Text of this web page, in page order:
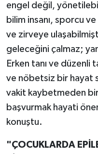
engel değil,
bilim insanı, sporcu
ve zirveye
geleceğini çalmaz;
Erken tanı ve düzenli
ve nöbetsiz bir hayat
vakit kaybetmeden
başvurmak hayati
konuştu.
"ÇOCUKLARDA